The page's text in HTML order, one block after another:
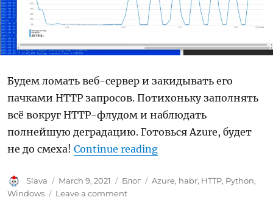
Будем ломать веб-сервер и закидывать его
пачками HTTP запросов. Потихоньку заполнять
всё вокруг HTTP-флудом и наблюдать
полнейшую деградацию. Готовься Azure, будет
не до смеха!Continue reading“HTTP атака на
Author
Slava
Posted
on
March 9, 2021 Categories
Блог Tags
Azure, habr, HTTP, Python,
Windows
Leave a commenton